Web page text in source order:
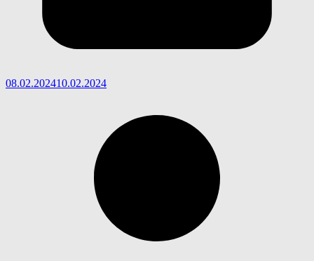
08.02.202410.02.2024